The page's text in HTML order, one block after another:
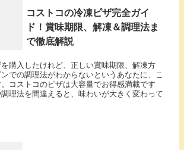
コストコの冷凍ピザ完全ガイ
ド！賞味期限、解凍＆調理法ま
で徹底解説
購入したけれど、正しい賞味期限、解凍方
での調理法がわからないというあなたに、こ
コストコのピザは大容量でお得感満載です
理法を間違えると、味わいが大きく変わって